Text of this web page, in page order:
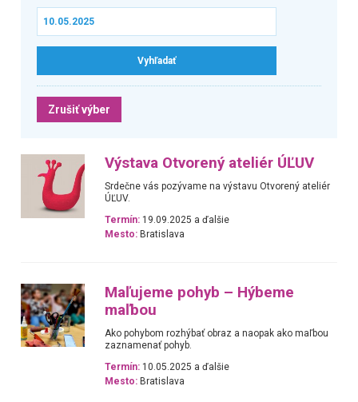
Zrušiť výber
Výstava Otvorený ateliér ÚĽUV
Srdečne vás pozývame na výstavu Otvorený ateliér
ÚĽUV.
Termín: 19.09.2025 a ďalšie
Mesto: Bratislava
Maľujeme pohyb – Hýbeme
maľbou
Ako pohybom rozhýbať obraz a naopak ako maľbou
zaznamenať pohyb.
Termín: 10.05.2025 a ďalšie
Mesto: Bratislava